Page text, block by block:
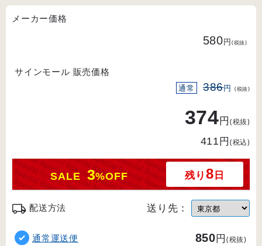
メーカー価格
580円(税抜)
サインモール 販売価格
通常 386円 (税抜)
374円(税抜)
411円(税込)
SALE 3%OFF 残り8日
配送方法 送り先：
通常運送便 850円(税抜)